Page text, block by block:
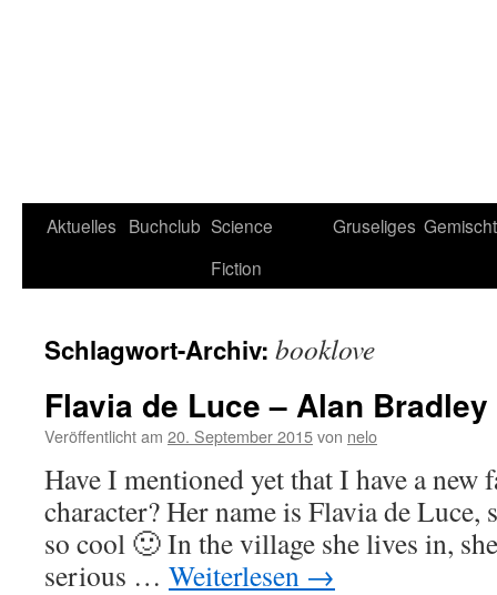
Aktuelles Buchclub Science
Fiction
Gruseliges
Schlagwort-Archiv: booklove
Flavia de Luce – Alan Bradley
Veröffentlicht am 20. September 2015von nelo
Have I mentioned yet that I have a new
character? Her name is Flavia de Luce,
so cool 🙂 In the village she lives in,
serious … Weiterlesen →